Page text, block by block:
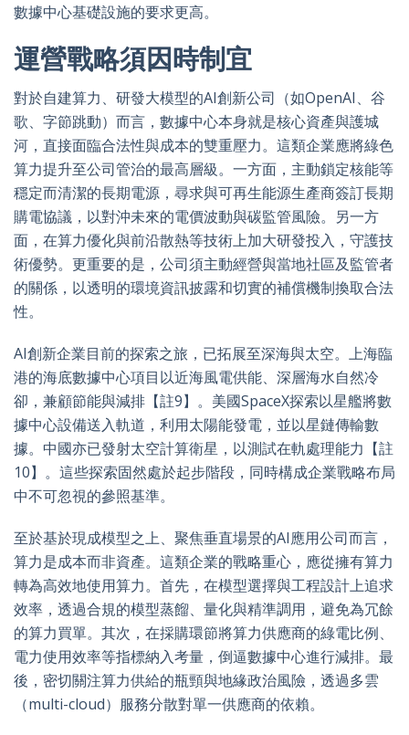
數據中心基礎設施的要求更高。
運營戰略須因時制宜
對於自建算力、研發大模型的AI創新公司（如OpenAI、谷
歌、字節跳動）而言，數據中心本身就是核心資產與護城
河，直接面臨合法性與成本的雙重壓力。這類企業應將綠色
算力提升至公司管治的最高層級。一方面，主動鎖定核能等
穩定而清潔的長期電源，尋求與可再生能源生產商簽訂長期
購電協議，以對沖未來的電價波動與碳監管風險。另一方
面，在算力優化與前沿散熱等技術上加大研發投入，守護技
術優勢。更重要的是，公司須主動經營與當地社區及監管者
的關係，以透明的環境資訊披露和切實的補償機制換取合法
性。
AI創新企業目前的探索之旅，已拓展至深海與太空。上海臨
港的海底數據中心項目以近海風電供能、深層海水自然冷
卻，兼顧節能與減排【註9】。美國SpaceX探索以星艦將數
據中心設備送入軌道，利用太陽能發電，並以星鏈傳輸數
據。中國亦已發射太空計算衛星，以測試在軌處理能力【註
10】。這些探索固然處於起步階段，同時構成企業戰略布局
中不可忽視的參照基準。
至於基於現成模型之上、聚焦垂直場景的AI應用公司而言，
算力是成本而非資產。這類企業的戰略重心，應從擁有算力
轉為高效地使用算力。首先，在模型選擇與工程設計上追求
效率，透過合規的模型蒸餾、量化與精準調用，避免為冗餘
的算力買單。其次，在採購環節將算力供應商的綠電比例、
電力使用效率等指標納入考量，倒逼數據中心進行減排。最
後，密切關注算力供給的瓶頸與地緣政治風險，透過多雲
（multi-cloud）服務分散對單一供應商的依賴。